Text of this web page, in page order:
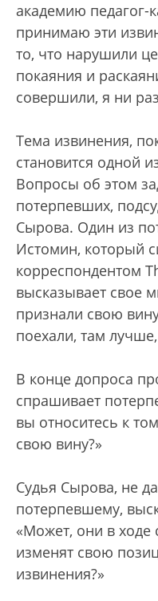
академию педагог-
принимаю эти
то, что нарушили
покаяния и
совершили, я ни
Тема извинения,
становится одной
Вопросы об этом
потерпевших,
Сырова. Один из
Истомин, который
корреспондентом
высказывает свое
признали свою
поехали, там
В конце допроса
спрашивает
вы относитесь к
свою вину?»
Судья Сырова, не
потерпевшему,
«Может, они в ходе
изменят свою
извинения?»